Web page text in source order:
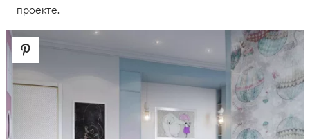
проекте.